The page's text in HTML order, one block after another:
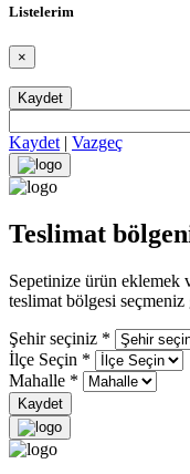
Listelerim
×
Kaydet
Kaydet | Vazgeç
Teslimat
Sepetinize ürün eklemek
teslimat bölgesi seçmeniz
Şehir seçiniz *
İlçe Seçin *
Mahalle *
Kaydet